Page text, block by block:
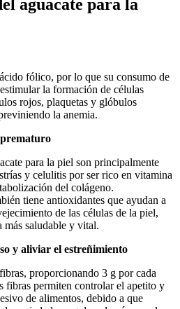
aguacate para la
fólico, por lo que su consumo de
la formación de células
rojos, plaquetas y glóbulos
la anemia.
para la piel son principalmente
y celulitis por ser rico en vitamina
del colágeno.
tiene antioxidantes que ayudan a
de las células de la piel,
más saludable y vital.
y aliviar el estreñimiento
proporcionando 3 g por cada
fibras permiten controlar el apetito y
de alimentos, debido a que